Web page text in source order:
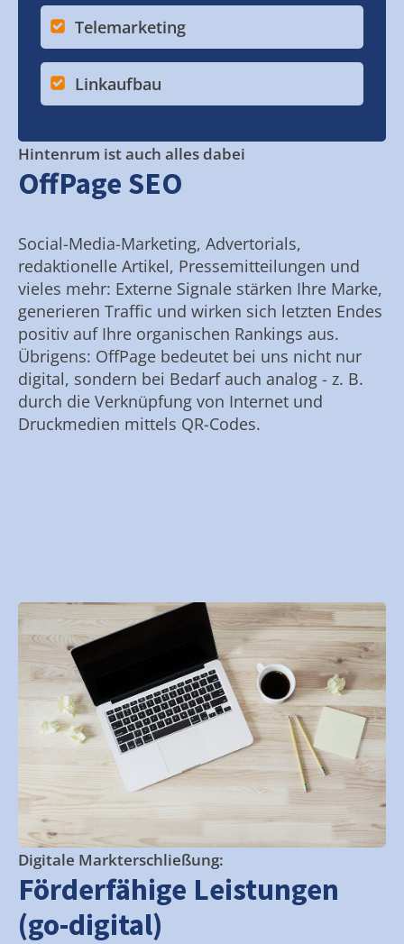
Telemarketing
Linkaufbau
Hintenrum ist auch alles dabei
OffPage SEO
Social-Media-Marketing, Advertorials,
redaktionelle Artikel, Pressemitteilungen und
vieles mehr: Externe Signale stärken Ihre Marke,
generieren Traffic und wirken sich letzten Endes
positiv auf Ihre organischen Rankings aus.
Übrigens: OffPage bedeutet bei uns nicht nur
digital, sondern bei Bedarf auch analog - z. B.
durch die Verknüpfung von Internet und
Druckmedien mittels QR-Codes.
Digitale Markterschließung:
Förderfähige Leistungen
(go-digital)